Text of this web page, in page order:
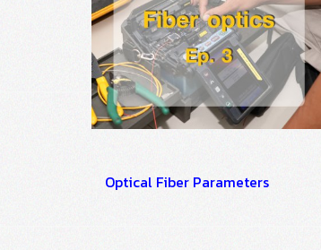
Optical Fiber Parameters